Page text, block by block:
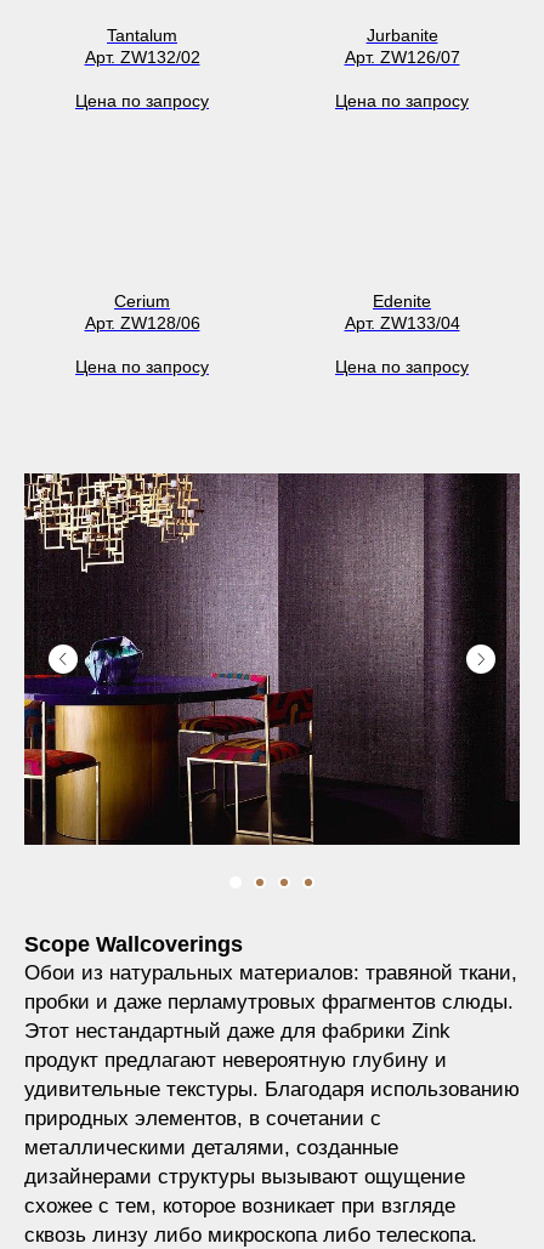
Tantalum
Арт. ZW132/02
Цена по запросу
Jurbanite
Арт. ZW126/07
Цена по запросу
Cerium
Арт. ZW128/06
Цена по запросу
Edenite
Арт. ZW133/04
Цена по запросу
Scope Wallcoverings
Обои из натуральных материалов: травяной ткани,
пробки и даже перламутровых фрагментов слюды.
Этот нестандартный даже для фабрики Zink
продукт предлагают невероятную глубину и
удивительные текстуры. Благодаря использованию
природных элементов, в сочетании с
металлическими деталями, созданные
дизайнерами структуры вызывают ощущение
схожее с тем, которое возникает при взгляде
сквозь линзу либо микроскопа либо телескопа.